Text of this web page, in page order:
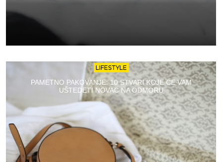
LIFESTYLE
PAMETNO PAKOVANJE: 10 STVARI KOJE ĆE VAM
UŠTEDETI NOVAC NA ODMORU